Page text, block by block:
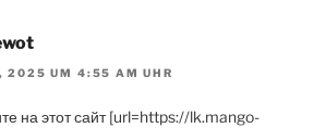
2025 UM 4:55 AM UHR
на этот сайт [url=https://lk.mango-